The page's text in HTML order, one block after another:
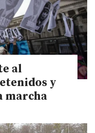
al
y
marcha